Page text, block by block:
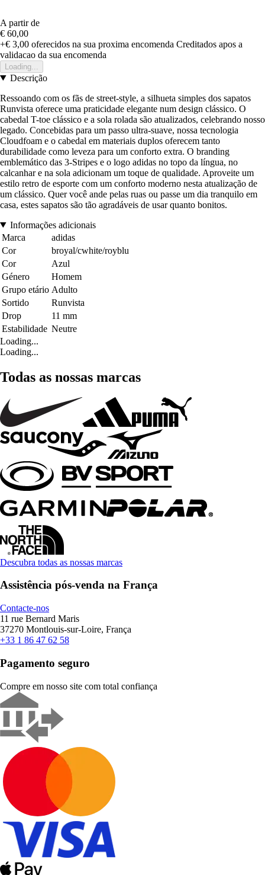
A partir de
€ 60,00
+€ 3,00 oferecidos na sua proxima encomenda Creditados apos a
validacao da sua encomenda
Loading...
Descrição
Ressoando com os fãs de street-style, a silhueta simples dos sapatos
Runvista oferece uma praticidade elegante num design clássico. O
cabedal T-toe clássico e a sola rolada são atualizados, celebrando nosso
legado. Concebidas para um passo ultra-suave, nossa tecnologia
Cloudfoam e o cabedal em materiais duplos oferecem tanto
durabilidade como leveza para um conforto extra. O branding
emblemático das 3-Stripes e o logo adidas no topo da língua, no
calcanhar e na sola adicionam um toque de qualidade. Aproveite um
estilo retro de esporte com um conforto moderno nesta atualização de
um clássico. Quer você ande pelas ruas ou passe um dia tranquilo em
casa, estes sapatos são tão agradáveis de usar quanto bonitos.
Informações adicionais
Marca
adidas
Cor
broyal/cwhite/royblu
Cor
Azul
Género
Homem
Grupo etário Adulto
Sortido
Runvista
Drop
11 mm
Estabilidade Neutre
Loading...
Loading...
Todas as nossas marcas
Descubra todas as nossas marcas
Assistência pós-venda na França
Contacte-nos
11 rue Bernard Maris
37270 Montlouis-sur-Loire, França
+33 1 86 47 62 58
Pagamento seguro
Compre em nosso site com total confiança